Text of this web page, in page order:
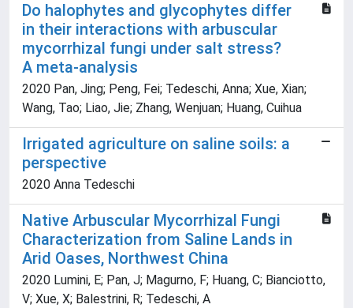
Do halophytes and glycophytes differ
in their interactions with arbuscular
mycorrhizal fungi under salt stress?
A meta-analysis
2020 Pan, Jing; Peng, Fei; Tedeschi, Anna; Xue, Xian;
Wang, Tao; Liao, Jie; Zhang, Wenjuan; Huang, Cuihua
Irrigated agriculture on saline soils: a
perspective
2020 Anna Tedeschi
Native Arbuscular Mycorrhizal Fungi
Characterization from Saline Lands in
Arid Oases, Northwest China
2020 Lumini, E; Pan, J; Magurno, F; Huang, C; Bianciotto,
V; Xue, X; Balestrini, R; Tedeschi, A